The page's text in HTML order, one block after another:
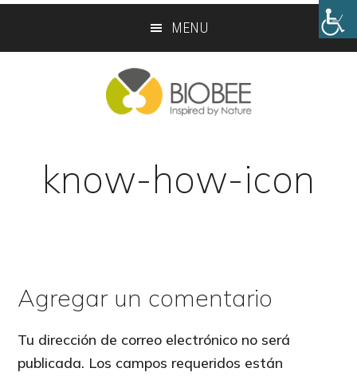
MENU
know-how-icon
Reader
Interactions
Agregar un comentario
Tu dirección de correo electrónico no será
publicada. Los campos requeridos están